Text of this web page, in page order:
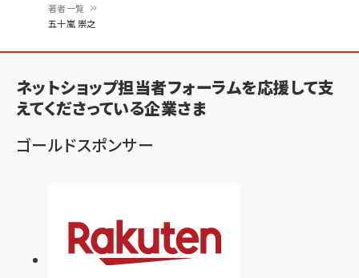
ン
く
ず
著者一覧
五十嵐 崇之
ネットショップ担当者フォーラムを応援して支
えてくださっている企業さま
ゴールドスポンサー